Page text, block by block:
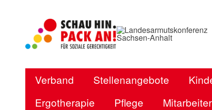
Verband Stellenangebote
Ergotherapie
Pflege